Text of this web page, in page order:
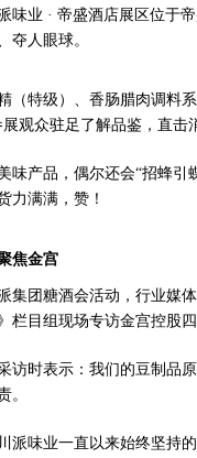
味业 · 帝盛酒店展区位于
夺人眼球。
（特级）、香肠腊肉调料
观众驻足了解品鉴，直击
味产品，偶尔还会“招蜂引
力满满，赞！
焦金宫
集团糖酒会活动，行业媒
栏目组现场专访金宫控股
访时表示：我们的豆制品
。
派味业一直以来始终坚持